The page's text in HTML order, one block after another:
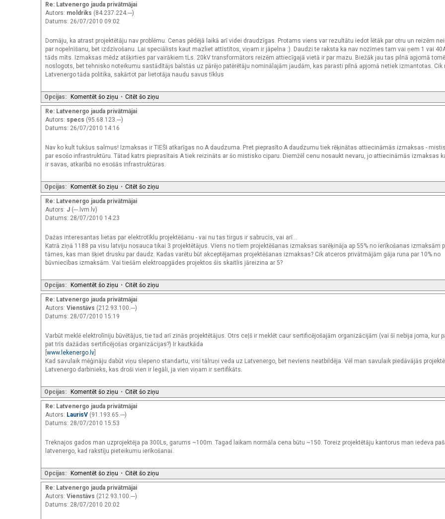
Re: Latvenergo jauda privātmājai
Autors: moldriks (84.237.224.---)
Datums: 26/07/2010 09:02
Domāju, ka atrast projektētāju nav problēmu. Cenas pēdējā laikā arī videi draudzīgas. Protams viens var rezultātu iedot lētāk par otru un reizēm
par nopelnīšanu, bet izdzīvošanu. Lai speciālists kaut mazliet attīstītos, viņam ir jāpelna :). Daudzi te raksta ka nav nozīmes tam vai ņem 1 vai
tāds mīts. Izmaksas mēdz atšķirties par vairākiem tLs. 20kV transformātors reizēm attiecīgajā vietā ir par mazu. Biežāk jau tas pilnā apjomā
noslogots, bet tehnisko noteikumu sastādītājs balstās uz pārējo patērētāju nominālajām jaudām, kas parasti pilnā apjomā netiek izmantotas. Cik
Latvenergo tāda politika, sakārtot par lietotāja naudu savus tīklus
Opcijas: Komentēt šo ziņu • Citēt šo ziņu
Re: Latvenergo jauda privātmājai
Autors: specs (95.68.123.---)
Datums: 26/07/2010 14:16
Nav ko kult tukšus salmus! Izmaksas ir TIEŠI atkarīgas no A daudzuma. Pret pieprasīto A daudzumu tiek rēķinātas attiecināmās izmaksas -
par esošo infrastruktūru. Tātad katrs pieprasītais A tiek reizināts ar šo mistisko ciparu. Diemžēl cenu nosaukt nevaru, jo attiecināmās izmaksas
ir savas, atkarībā no esošās infrastruktūras.
Opcijas: Komentēt šo ziņu • Citēt šo ziņu
Re: Latvenergo jauda privātmājai
Autors: J (---.lvm.lv)
Datums: 28/07/2010 14:23
Dažas interesantas lietas par elektrotīklu projektēšanu - vai nu tas tirgus ir sabrucis, vai arī...
Katrā ziņā 1188 pa visu latviju nosauca tikai 3 projektētājus. Viens no tiem projektēšanas izmaksas sarēķināja ap 55% no ierīkošanas izmaksām
tāmes, kas man šķiet drusku par daudz. Kadas varētu būt akceptējamas projektēšanas izmaksas? Cik atceros privātmājām gāja runa par 10% no
būvniecības izmaksām. Vai tiešām elektroapgādes projektos šis skaitlis jāreizina ar 5?
Opcijas: Komentēt šo ziņu • Citēt šo ziņu
Re: Latvenergo jauda privātmājai
Autors: Vienstāvs (212.93.100.---)
Datums: 28/07/2010 15:19
Varbūt meklē elektrolīniju būvētājus, tie tad arī zinās projektētājus. Otrs ceļš ir meklēt caur sertificējošajām organizācijām (vai šī nebija joma, kur
pat trīs dažādas sertificējošas organizācijas?) Ir kautkāda
www.lekenergo.lv
Kad savulaik mēģināju dabūt viņu slepeno standartu, visi tālruņi veda uz Latvenergo, bet neviens neatbildēja. Vēl man savulaik piedāvājās
Latvenergo darbinieks, kas droši vien ir legāli, ja vien viņam ir sertifikāts.
Opcijas: Komentēt šo ziņu • Citēt šo ziņu
Re: Latvenergo jauda privātmājai
Autors: LaurisV (91.193.65.---)
Datums: 28/07/2010 15:53
Treknajos gados man uzprojektēja pa 300Ls, garums ~100m. Tagad laikam normāla cena būtu ~150. Toreiz projektētāju kantorus man iedeva
latvenergo, kad rakstīju pieteikumu ierīkošanai.
Opcijas: Komentēt šo ziņu • Citēt šo ziņu
Re: Latvenergo jauda privātmājai
Autors: Vienstāvs (212.93.100.---)
Datums: 28/07/2010 20:02